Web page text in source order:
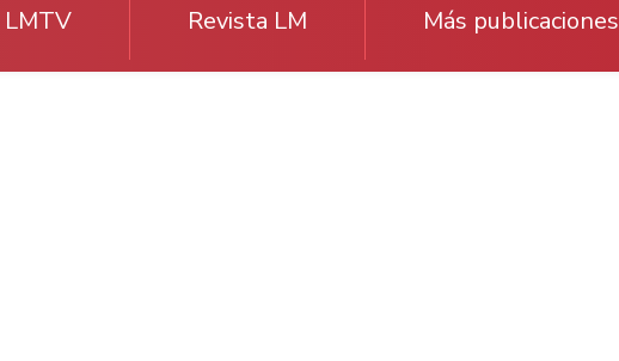
LMTV Revista LM Más publicaciones